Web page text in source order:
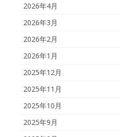
2026年4月
2026年3月
2026年2月
2026年1月
2025年12月
2025年11月
2025年10月
2025年9月